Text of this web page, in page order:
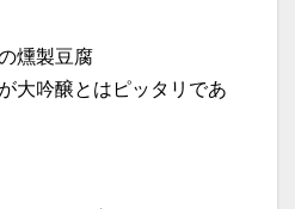
燻製豆腐
大吟醸とはピッタリであ